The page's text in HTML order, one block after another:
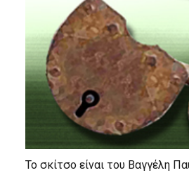
Το σκίτσο είναι του Βαγγέλη